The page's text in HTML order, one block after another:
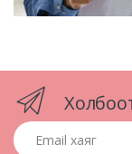
Email хаяг